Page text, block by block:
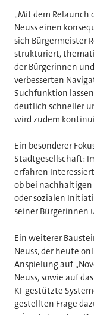
„Mit dem Relaunch
Neuss einen
sich Bürgermeister
strukturiert,
der Bürgerinnen
verbesserten
Suchfunktion
deutlich schneller
wird zudem
Ein besonderer
Stadtgesellschaft:
erfahren
ob bei
oder sozialen
seiner Bürgerinnen
Ein weiterer
Neuss, der heute
Anspielung auf
Neuss, sowie auf
KI-gestützte
gestellten Frage